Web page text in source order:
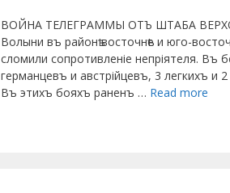
ВОЙНА ТЕЛЕГРАММЫ ОТЪ ШТАБА
Волыни въ районѣ восточнѣе и юго-
сломили сопротивленіе непріятеля. Въ
германцевъ и австрійцевъ, 3 легкихъ
Въ этихъ бояхъ раненъ … Read more